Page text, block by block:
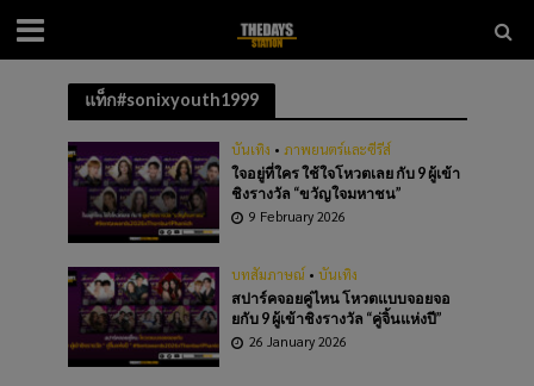
แท็ก#sonixyouth1999
บันเทิง • ภาพยนตร์และซีรีส์
ใจอยู่ที่ใคร ใช้ใจโหวตเลย กับ 9 ผู้เข้า
ชิงรางวัล “ขวัญใจมหาชน”
9 February 2026
บทสัมภาษณ์ • บันเทิง
สปาร์คจอยคู่ไหน โหวตแบบจอยจอ
ยกับ 9 ผู้เข้าชิงรางวัล “คู่จิ้นแห่งปี”
26 January 2026